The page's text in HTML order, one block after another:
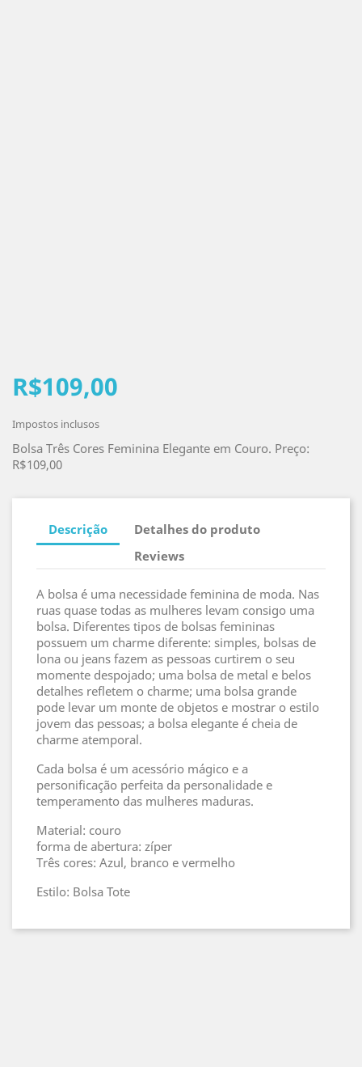
R$109,00
Impostos inclusos
Bolsa Três Cores Feminina Elegante em Couro. Preço:
R$109,00
Descrição
Detalhes do produto
Reviews
A bolsa é uma necessidade feminina de moda. Nas
ruas quase todas as mulheres levam consigo uma
bolsa. Diferentes tipos de bolsas femininas
possuem um charme diferente: simples, bolsas de
lona ou jeans fazem as pessoas curtirem o seu
momente despojado; uma bolsa de metal e belos
detalhes refletem o charme; uma bolsa grande
pode levar um monte de objetos e mostrar o estilo
jovem das pessoas; a bolsa elegante é cheia de
charme atemporal.
Cada bolsa é um acessório mágico e a
personificação perfeita da personalidade e
temperamento das mulheres maduras.
Material: couro
forma de abertura: zíper
Três cores: Azul, branco e vermelho
Estilo: Bolsa Tote